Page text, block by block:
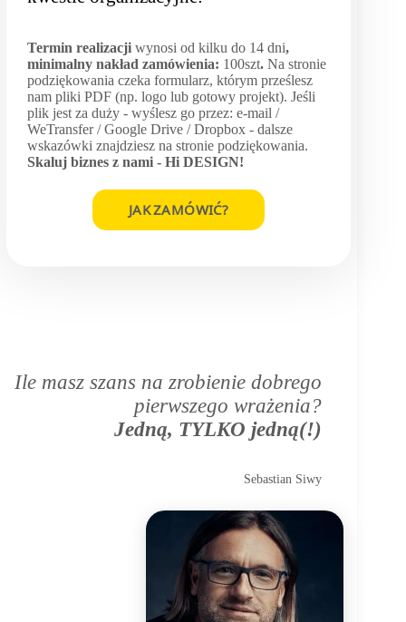
Termin realizacji wynosi od kilku do 14 dni,
minimalny nakład zamówienia: 100szt. Na stronie
podziękowania czeka formularz, którym prześlesz
nam pliki PDF (np. logo lub gotowy projekt). Jeśli
plik jest za duży - wyślesz go przez: e-mail /
WeTransfer / Google Drive / Dropbox - dalsze
wskazówki znajdziesz na stronie podziękowania.
Skaluj biznes z nami - Hi DESIGN!
JAK ZAMÓWIĆ?
Ile masz szans na zrobienie dobrego
pierwszego wrażenia?
Jedną, TYLKO jedną(!)
Sebastian Siwy